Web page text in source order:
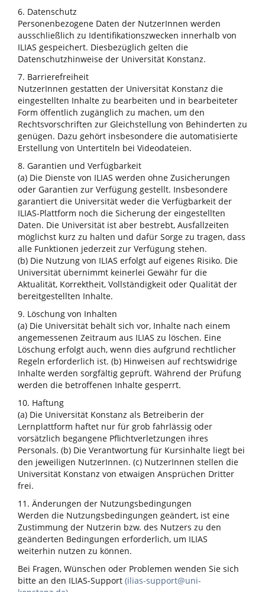
6. Datenschutz
Personenbezogene Daten der NutzerInnen werden
ausschließlich zu Identifikationszwecken innerhalb von
ILIAS gespeichert. Diesbezüglich gelten die
Datenschutzhinweise der Universität Konstanz.
7. Barrierefreiheit
NutzerInnen gestatten der Universität Konstanz die
eingestellten Inhalte zu bearbeiten und in bearbeiteter
Form öffentlich zugänglich zu machen, um den
Rechtsvorschriften zur Gleichstellung von Behinderten zu
genügen. Dazu gehört insbesondere die automatisierte
Erstellung von Untertiteln bei Videodateien.
8. Garantien und Verfügbarkeit
(a) Die Dienste von ILIAS werden ohne Zusicherungen
oder Garantien zur Verfügung gestellt. Insbesondere
garantiert die Universität weder die Verfügbarkeit der
ILIAS-Plattform noch die Sicherung der eingestellten
Daten. Die Universität ist aber bestrebt, Ausfallzeiten
möglichst kurz zu halten und dafür Sorge zu tragen, dass
alle Funktionen jederzeit zur Verfügung stehen.
(b) Die Nutzung von ILIAS erfolgt auf eigenes Risiko. Die
Universität übernimmt keinerlei Gewähr für die
Aktualität, Korrektheit, Vollständigkeit oder Qualität der
bereitgestellten Inhalte.
9. Löschung von Inhalten
(a) Die Universität behält sich vor, Inhalte nach einem
angemessenen Zeitraum aus ILIAS zu löschen. Eine
Löschung erfolgt auch, wenn dies aufgrund rechtlicher
Regeln erforderlich ist. (b) Hinweisen auf rechtswidrige
Inhalte werden sorgfältig geprüft. Während der Prüfung
werden die betroffenen Inhalte gesperrt.
10. Haftung
(a) Die Universität Konstanz als Betreiberin der
Lernplattform haftet nur für grob fahrlässig oder
vorsätzlich begangene Pflichtverletzungen ihres
Personals. (b) Die Verantwortung für Kursinhalte liegt bei
den jeweiligen NutzerInnen. (c) NutzerInnen stellen die
Universität Konstanz von etwaigen Ansprüchen Dritter
frei.
11. Änderungen der Nutzungsbedingungen
Werden die Nutzungsbedingungen geändert, ist eine
Zustimmung der Nutzerin bzw. des Nutzers zu den
geänderten Bedingungen erforderlich, um ILIAS
weiterhin nutzen zu können.
Bei Fragen, Wünschen oder Problemen wenden Sie sich
bitte an den ILIAS-Support (ilias-support@uni-